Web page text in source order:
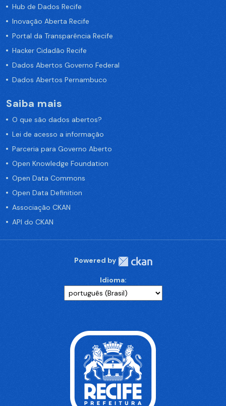
Hub de Dados Recife
Inovação Aberta Recife
Portal da Transparência Recife
Hacker Cidadão Recife
Dados Abertos Governo Federal
Dados Abertos Pernambuco
Saiba mais
O que são dados abertos?
Lei de acesso a informação
Parceria para Governo Aberto
Open Knowledge Foundation
Open Data Commons
Open Data Definition
Associação CKAN
API do CKAN
Powered by
Idioma